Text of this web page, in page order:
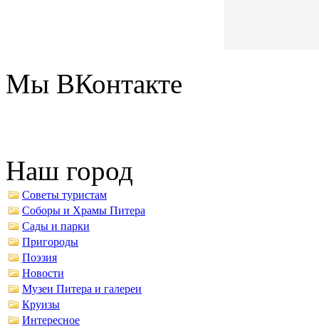
Мы ВКонтакте
Наш город
Советы туристам
Соборы и Храмы Питера
Сады и парки
Пригороды
Поэзия
Новости
Музеи Питера и галереи
Круизы
Интересное